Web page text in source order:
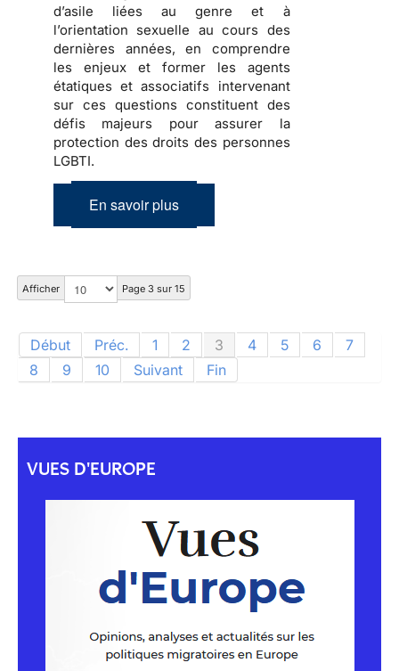
d’asile liées au genre et à
l’orientation sexuelle au cours des
dernières années, en comprendre
les enjeux et former les agents
étatiques et associatifs intervenant
sur ces questions constituent des
défis majeurs pour assurer la
protection des droits des personnes
LGBTI.
En savoir plus
Afficher Page 3 sur 15
Début Préc. 1 2 3 4 5 6
7
8
9 10 Suivant Fin
VUES D'EUROPE